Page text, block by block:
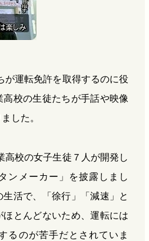
が運転免許を取得するのに役
校の生徒たちが手話や映像
した。
高校の女子生徒７人が開発し
ンメーカー」を披露しまし
活で、「徐行」「減速」と
とんどないため、運転には
るのが苦手だとされていま